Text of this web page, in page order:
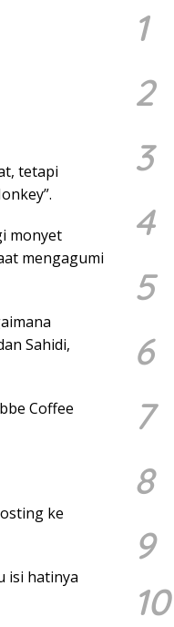
tetapi
monyet
mengagumi
Sahidi,
Coffee
ke
isi hatinya
1
2
3
4
5
6
7
8
9
10